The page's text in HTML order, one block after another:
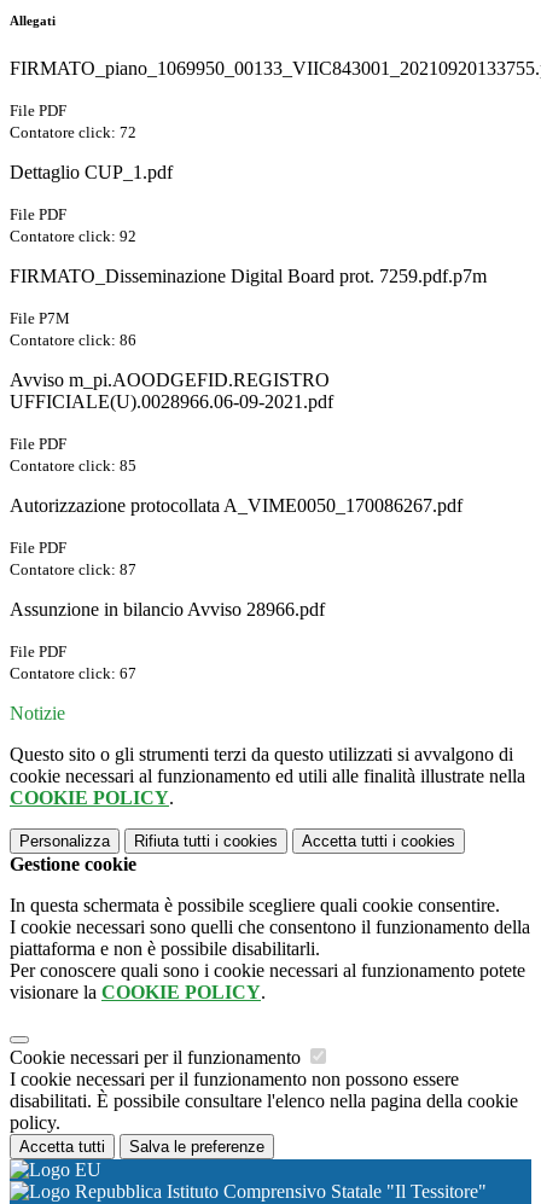
Allegati
File PDF
Contatore click: 72
Dettaglio CUP_1.pdf
File PDF
Contatore click: 92
FIRMATO_Disseminazione Digital Board prot. 7259.pdf.p7m
File P7M
Contatore click: 86
Avviso m_pi.AOODGEFID.REGISTRO
UFFICIALE(U).0028966.06-09-2021.pdf
File PDF
Contatore click: 85
Autorizzazione protocollata A_VIME0050_170086267.pdf
File PDF
Contatore click: 87
Assunzione in bilancio Avviso 28966.pdf
File PDF
Contatore click: 67
Notizie
Questo sito o gli strumenti terzi da questo utilizzati si avvalgono di
cookie necessari al funzionamento ed utili alle finalità illustrate nella
COOKIE POLICY.
Personalizza Rifiuta tutti i cookies Accetta tutti i cookies
Gestione cookie
In questa schermata è possibile scegliere quali cookie consentire.
I cookie necessari sono quelli che consentono il funzionamento della
piattaforma e non è possibile disabilitarli.
Per conoscere quali sono i cookie necessari al funzionamento potete
visionare la COOKIE POLICY.
Cookie necessari per il funzionamento
I cookie necessari per il funzionamento non possono essere
disabilitati. È possibile consultare l'elenco nella pagina della cookie
policy.
Accetta tutti Salva le preferenze
Istituto Comprensivo Statale "Il Tessitore"